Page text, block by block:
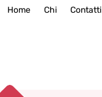
Home Chi Contatti